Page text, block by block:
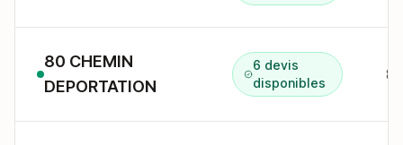
80 CHEMIN
DEPORTATION
6 devis
disponibles